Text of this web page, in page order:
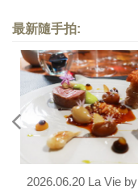
最新隨手拍:
2026.06.20 La Vie by